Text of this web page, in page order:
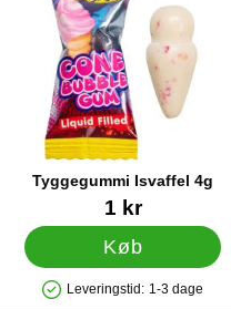
Tyggegummi Isvaffel 4g
1 kr
Køb
Produkttilgængelighed: På lager
Leveringstid: 1-3 dage